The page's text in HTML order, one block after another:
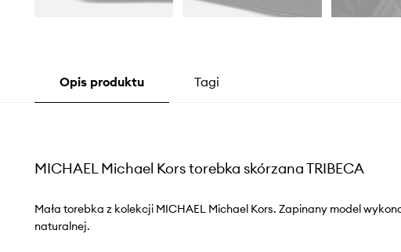
Opis produktu Tagi
MICHAEL Michael Kors torebka skórzana TRIBECA
Mała torebka z kolekcji MICHAEL Michael Kors. Zapinany model
naturalnej.